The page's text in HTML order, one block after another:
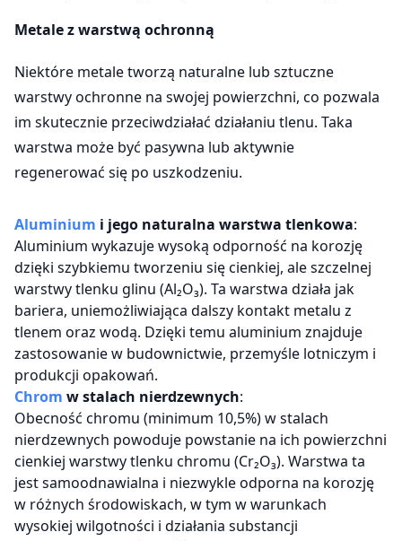
Metale z warstwą ochronną
Niektóre metale tworzą naturalne lub sztuczne
warstwy ochronne na swojej powierzchni, co pozwala
im skutecznie przeciwdziałać działaniu tlenu. Taka
warstwa może być pasywna lub aktywnie
regenerować się po uszkodzeniu.
Aluminium i jego naturalna warstwa tlenkowa:
Aluminium wykazuje wysoką odporność na korozję
dzięki szybkiemu tworzeniu się cienkiej, ale szczelnej
warstwy tlenku glinu (Al₂O₃). Ta warstwa działa jak
bariera, uniemożliwiająca dalszy kontakt metalu z
tlenem oraz wodą. Dzięki temu aluminium znajduje
zastosowanie w budownictwie, przemyśle lotniczym i
produkcji opakowań.
Chrom w stalach nierdzewnych:
Obecność chromu (minimum 10,5%) w stalach
nierdzewnych powoduje powstanie na ich powierzchni
cienkiej warstwy tlenku chromu (Cr₂O₃). Warstwa ta
jest samoodnawialna i niezwykle odporna na korozję
w różnych środowiskach, w tym w warunkach
wysokiej wilgotności i działania substancji